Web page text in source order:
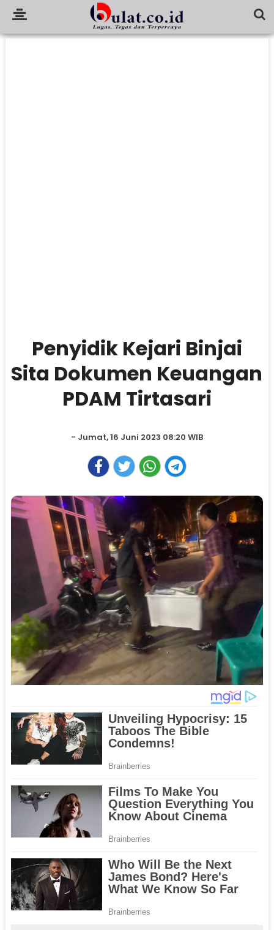
Penyidik Kejari Binjai
Sita Dokumen Keuangan
PDAM Tirtasari
- Jumat, 16 Juni 2023 08:20 WIB